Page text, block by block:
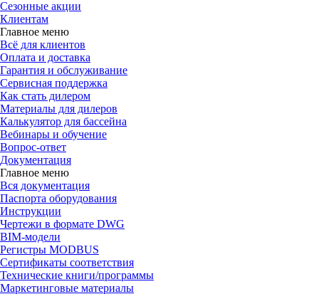
Сезонные акции
Клиентам
Главное меню
Всё для клиентов
Оплата и доставка
Гарантия и обслуживание
Сервисная поддержка
Как стать дилером
Материалы для дилеров
Калькулятор для бассейна
Вебинары и обучение
Вопрос-ответ
Документация
Главное меню
Вся документация
Паспорта оборудования
Инструкции
Чертежи в формате DWG
BIM-модели
Регистры MODBUS
Сертификаты соответствия
Технические книги/программы
Маркетинговые материалы